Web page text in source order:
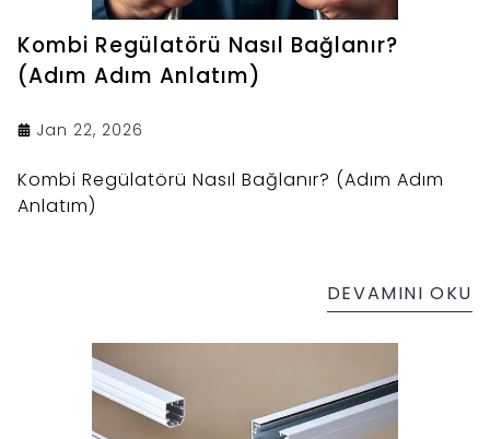
Kombi Regülatörü Nasıl Bağlanır?
(Adım Adım Anlatım)
Jan 22, 2026
Kombi Regülatörü Nasıl Bağlanır? (Adım Adım
Anlatım)
DEVAMINI OKU